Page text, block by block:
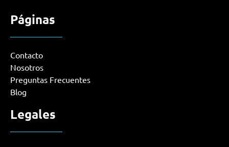
Páginas
Contacto
Nosotros
Preguntas Frecuentes
Blog
Legales